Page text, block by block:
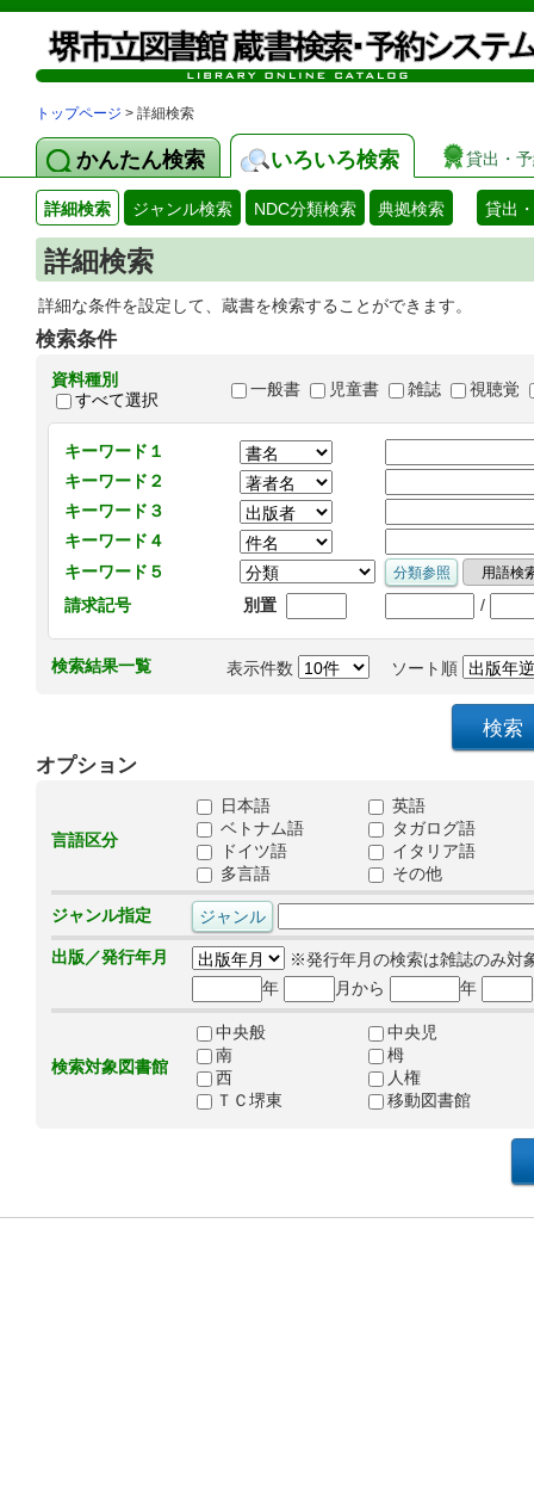
トップページ > 詳細検索
かんたん検索 いろいろ検索 貸出・
詳細検索 ジャンル検索 NDC分類検索 典拠検索 貸出
詳細検索
詳細な条件を設定して、蔵書を検索することができます。
検索条件
資料種別
すべて選択
一般書 児童書 雑誌 視聴覚
キーワード１
キーワード２
キーワード３
キーワード４
キーワード５
請求記号
別置 /
検索結果一覧 表示件数 ソート順
オプション
言語区分
日本語
英語
ベトナム語
タガログ語
ドイツ語
イタリア語
多言語
その他
ジャンル指定
出版／発行年月
※発行年月の検索は雑誌のみ対
年
月から 年
検索対象図書館
中央般
中央児
南
栂
西
人権
ＴＣ堺東
移動図書館